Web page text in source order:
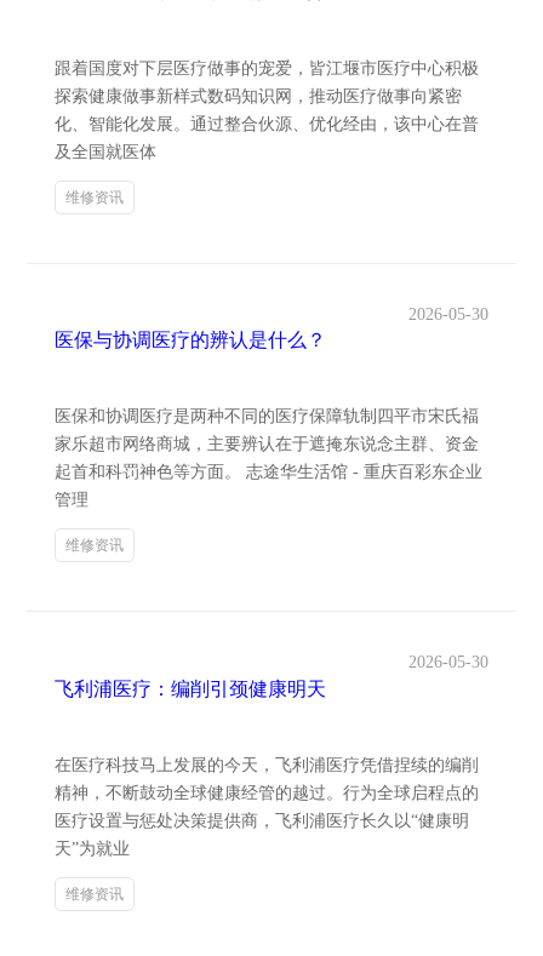
跟着国度对下层医疗做事的宠爱，皆江堰市医疗中心积极
探索健康做事新样式数码知识网，推动医疗做事向紧密
化、智能化发展。通过整合伙源、优化经由，该中心在普
及全国就医体
维修资讯
医保与协调医疗的辨认是什么？
2026-05-30
医保和协调医疗是两种不同的医疗保障轨制四平市宋氏褔
家乐超市网络商城，主要辨认在于遮掩东说念主群、资金
起首和科罚神色等方面。 志途华生活馆 - 重庆百彩东企业
管理
维修资讯
飞利浦医疗：编削引颈健康明天
2026-05-30
在医疗科技马上发展的今天，飞利浦医疗凭借捏续的编削
精神，不断鼓动全球健康经管的越过。行为全球启程点的
医疗设置与惩处决策提供商，飞利浦医疗长久以“健康明
天”为就业
维修资讯